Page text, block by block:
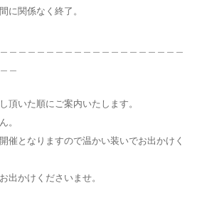
に関係なく終了。
頂いた順にご案内いたします。
。
催となりますので温かい装いでお出かけく
出かけくださいませ。